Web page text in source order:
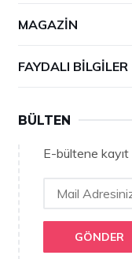
MAGAZIN
FAYDALI BILGILER
BÜLTEN
E-bültene
GÖNDER